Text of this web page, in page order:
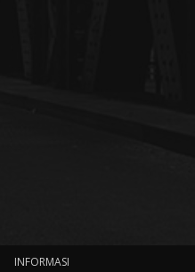
INFORMASI